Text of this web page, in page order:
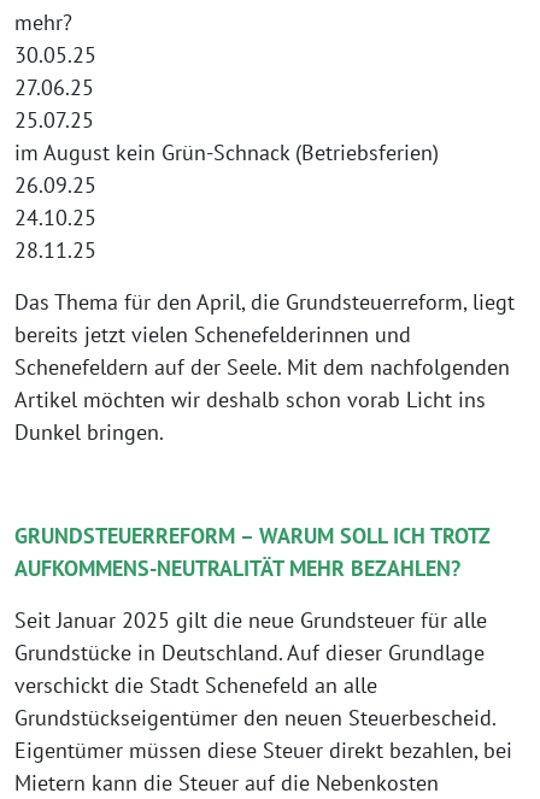
mehr?
30.05.25
27.06.25
25.07.25
im August kein Grün-Schnack (Betriebsferien)
26.09.25
24.10.25
28.11.25
Das Thema für den April, die Grundsteuerreform, liegt
bereits jetzt vielen Schenefelderinnen und
Schenefeldern auf der Seele. Mit dem nachfolgenden
Artikel möchten wir deshalb schon vorab Licht ins
Dunkel bringen.
GRUNDSTEUERREFORM – WARUM SOLL ICH TROTZ
AUFKOMMENS-NEUTRALITÄT MEHR BEZAHLEN?
Seit Januar 2025 gilt die neue Grundsteuer für alle
Grundstücke in Deutschland. Auf dieser Grundlage
verschickt die Stadt Schenefeld an alle
Grundstückseigentümer den neuen Steuerbescheid.
Eigentümer müssen diese Steuer direkt bezahlen, bei
Mietern kann die Steuer auf die Nebenkosten